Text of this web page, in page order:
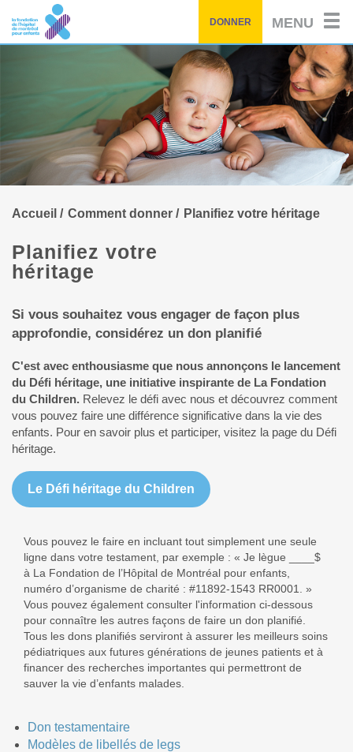
contenu
DONNER MENU
Accueil Comment donner Planifiez votre héritage
Planifiez votre
héritage
Si vous souhaitez vous engager de façon plus
approfondie, considérez un don planifié
C'est avec enthousiasme que nous annonçons le lancement
du Défi héritage, une initiative inspirante de La Fondation
du Children. Relevez le défi avec nous et découvrez comment
vous pouvez faire une différence significative dans la vie des
enfants. Pour en savoir plus et participer, visitez la page du Défi
héritage.
Le Défi héritage du Children
Vous pouvez le faire en incluant tout simplement une seule
ligne dans votre testament, par exemple : « Je lègue ____$
à La Fondation de l’Hôpital de Montréal pour enfants,
numéro d’organisme de charité : #11892-1543 RR0001. »
Vous pouvez également consulter l'information ci-dessous
pour connaître les autres façons de faire un don planifié.
Tous les dons planifiés serviront à assurer les meilleurs soins
pédiatriques aux futures générations de jeunes patients et à
financer des recherches importantes qui permettront de
sauver la vie d’enfants malades.
Don testamentaire
Modèles de libellés de legs